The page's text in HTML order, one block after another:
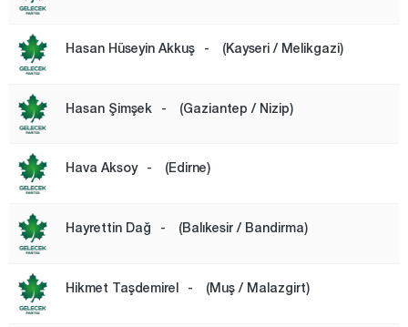
Trabzon
Tunceli
Uşak
Van
Yalova
Yozgat
Hasan Hüseyin Akkuş - (Kayseri / Melikgazi)
Hasan Şimşek - (Gaziantep / Nizip)
Hava Aksoy - (Edirne)
Hayrettin Dağ - (Balıkesir / Bandirma)
Hikmet Taşdemirel - (Muş / Malazgirt)